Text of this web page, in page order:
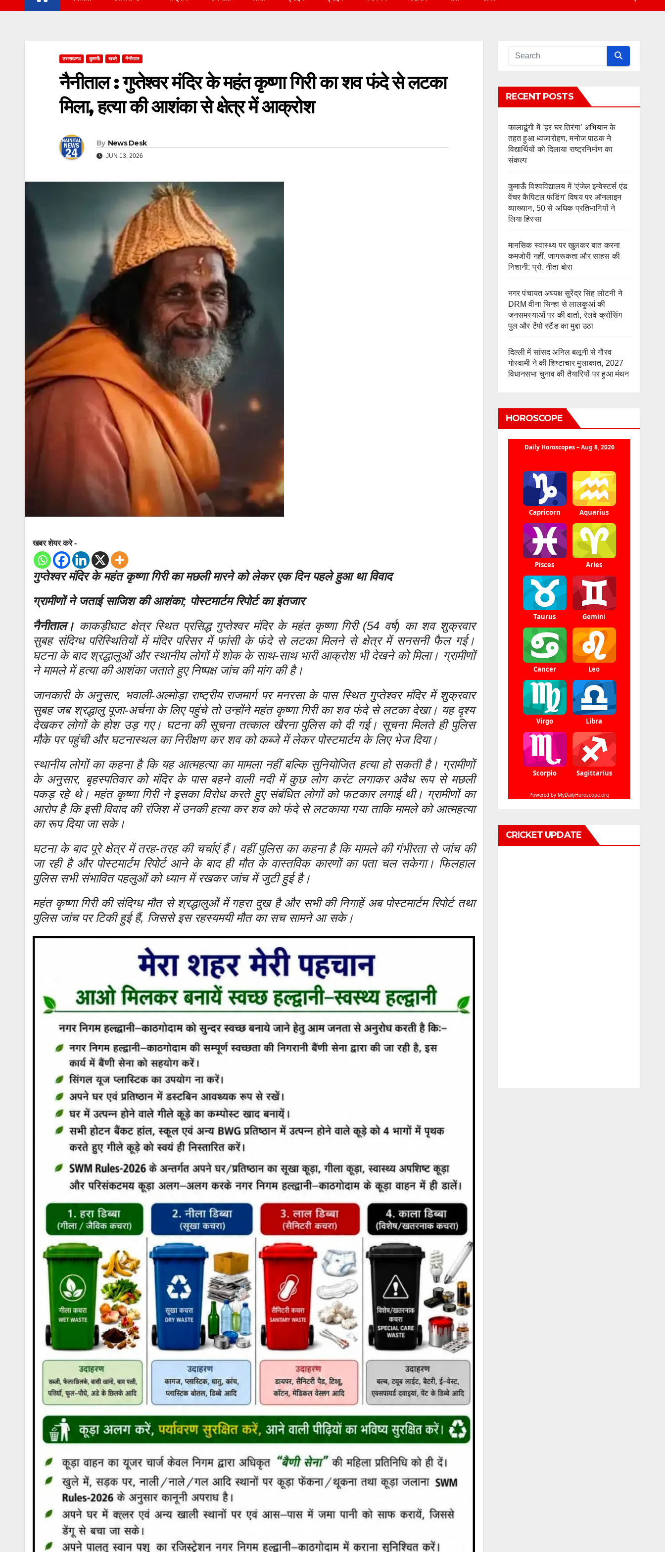
उत्तराखण्ड कुमाऊँ खबरे नैनीताल
नैनीताल : गुप्तेश्वर मंदिर के महंत कृष्णा गिरी का शव फंदे से लटका
मिला, हत्या की आशंका से क्षेत्र में आक्रोश
By News Desk
JUN 13, 2026
खबर शेयर करे -
गुप्तेश्वर मंदिर के महंत कृष्णा गिरी का मछली मारने को लेकर एक दिन पहले हुआ था विवाद
ग्रामीणों ने जताई साजिश की आशंका; पोस्टमार्टम रिपोर्ट का इंतजार
नैनीताल। काकड़ीघाट क्षेत्र स्थित प्रसिद्ध गुप्तेश्वर मंदिर के महंत कृष्णा गिरी (54 वर्ष) का शव शुक्रवार
सुबह संदिग्ध परिस्थितियों में मंदिर परिसर में फांसी के फंदे से लटका मिलने से क्षेत्र में सनसनी फैल गई।
घटना के बाद श्रद्धालुओं और स्थानीय लोगों में शोक के साथ-साथ भारी आक्रोश भी देखने को मिला। ग्रामीणों
ने मामले में हत्या की आशंका जताते हुए निष्पक्ष जांच की मांग की है।
जानकारी के अनुसार, भवाली-अल्मोड़ा राष्ट्रीय राजमार्ग पर मनरसा के पास स्थित गुप्तेश्वर मंदिर में शुक्रवार
सुबह जब श्रद्धालु पूजा-अर्चना के लिए पहुंचे तो उन्होंने महंत कृष्णा गिरी का शव फंदे से लटका देखा। यह दृश्य
देखकर लोगों के होश उड़ गए। घटना की सूचना तत्काल खैरना पुलिस को दी गई। सूचना मिलते ही पुलिस
मौके पर पहुंची और घटनास्थल का निरीक्षण कर शव को कब्जे में लेकर पोस्टमार्टम के लिए भेज दिया।
स्थानीय लोगों का कहना है कि यह आत्महत्या का मामला नहीं बल्कि सुनियोजित हत्या हो सकती है। ग्रामीणों
के अनुसार, बृहस्पतिवार को मंदिर के पास बहने वाली नदी में कुछ लोग करंट लगाकर अवैध रूप से मछली
पकड़ रहे थे। महंत कृष्णा गिरी ने इसका विरोध करते हुए संबंधित लोगों को फटकार लगाई थी। ग्रामीणों का
आरोप है कि इसी विवाद की रंजिश में उनकी हत्या कर शव को फंदे से लटकाया गया ताकि मामले को आत्महत्या
का रूप दिया जा सके।
घटना के बाद पूरे क्षेत्र में तरह-तरह की चर्चाएं हैं। वहीं पुलिस का कहना है कि मामले की गंभीरता से जांच की
जा रही है और पोस्टमार्टम रिपोर्ट आने के बाद ही मौत के वास्तविक कारणों का पता चल सकेगा। फिलहाल
पुलिस सभी संभावित पहलुओं को ध्यान में रखकर जांच में जुटी हुई है।
महंत कृष्णा गिरी की संदिग्ध मौत से श्रद्धालुओं में गहरा दुख है और सभी की निगाहें अब पोस्टमार्टम रिपोर्ट तथा
पुलिस जांच पर टिकी हुई हैं, जिससे इस रहस्यमयी मौत का सच सामने आ सके।
RECENT POSTS
कालाढूंगी में ‘हर घर तिरंगा’ अभियान के
तहत हुआ ध्वजारोहण, मनोज पाठक ने
विद्यार्थियों को दिलाया राष्ट्रनिर्माण का
संकल्प
कुमाऊँ विश्वविद्यालय में ‘एंजेल इन्वेस्टर्स एंड
वेंचर कैपिटल फंडिंग’ विषय पर ऑनलाइन
व्याख्यान, 50 से अधिक प्रतिभागियों ने
लिया हिस्सा
मानसिक स्वास्थ्य पर खुलकर बात करना
कमजोरी नहीं, जागरूकता और साहस की
निशानी: प्रो. नीता बोरा
नगर पंचायत अध्यक्ष सुरेंद्र सिंह लोटनी ने
DRM वीना सिन्हा से लालकुआं की
जनसमस्याओं पर की वार्ता, रेलवे क्रॉसिंग
पुल और टेंपो स्टैंड का मुद्दा उठा
दिल्ली में सांसद अनिल बलूनी से गौरव
गोस्वामी ने की शिष्टाचार मुलाकात, 2027
विधानसभा चुनाव की तैयारियों पर हुआ मंथन
HOROSCOPE
CRICKET UPDATE